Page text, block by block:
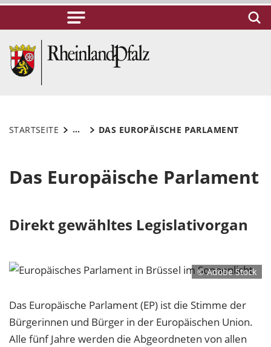
STARTSEITE ... DAS EUROPÄISCHE PARLAMENT
Das Europäische Parlament
Direkt gewähltes Legislativorgan
© Adobe Stock
Das Europäische Parlament (EP) ist die Stimme der
Bürgerinnen und Bürger in der Europäischen Union.
Alle fünf Jahre werden die Abgeordneten von allen